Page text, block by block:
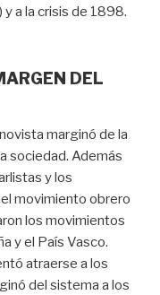
a la crisis de 1898.
DEL
marginó de la
sociedad. Además
y los
movimiento obrero
los movimientos
y el País Vasco.
atraerse a los
del sistema a los